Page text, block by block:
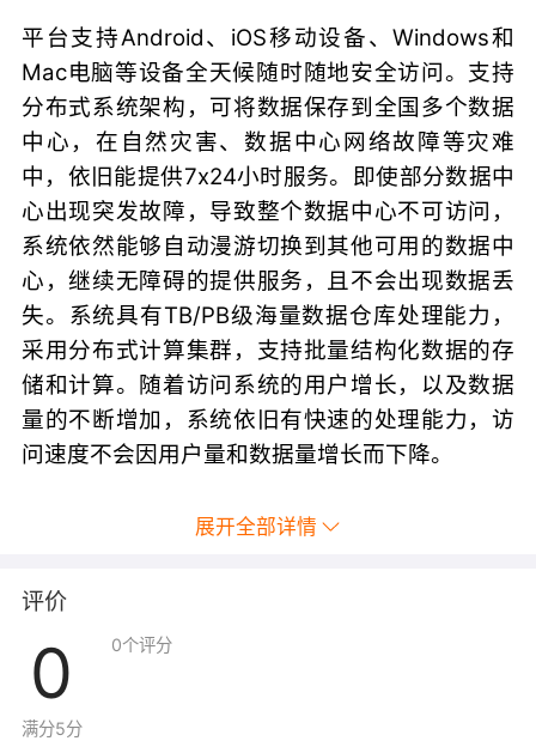
平台支持Android、iOS移动设备、Windows和
Mac电脑等设备全天候随时随地安全访问。支持
分布式系统架构，可将数据保存到全国多个数据
中心，在自然灾害、数据中心网络故障等灾难
中，依旧能提供7x24小时服务。即使部分数据中
心出现突发故障，导致整个数据中心不可访问，
系统依然能够自动漫游切换到其他可用的数据中
心，继续无障碍的提供服务，且不会出现数据丢
失。系统具有TB/PB级海量数据仓库处理能力，
采用分布式计算集群，支持批量结构化数据的存
储和计算。随着访问系统的用户增长，以及数据
量的不断增加，系统依旧有快速的处理能力，访
问速度不会因用户量和数据量增长而下降。
展开全部详情
评价
0
满分5分
0个评分